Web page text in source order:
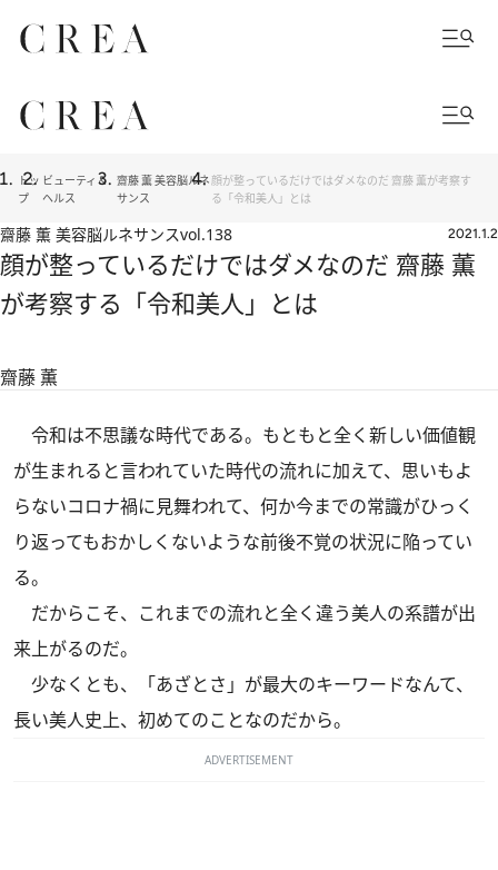
トッ
プ
ビューティ＆
ヘルス
齋藤 薫 美容脳ルネ
サンス
顔が整っているだけではダメなのだ 齋藤 薫が考察す
る「令和美人」とは
齋藤 薫 美容脳ルネサンスvol.138 2021.1.2
顔が整っているだけではダメなのだ 齋藤 薫
が考察する「令和美人」とは
齋藤 薫
令和は不思議な時代である。もともと全く新しい価値観
が生まれると言われていた時代の流れに加えて、思いもよ
らないコロナ禍に見舞われて、何か今までの常識がひっく
り返ってもおかしくないような前後不覚の状況に陥ってい
る。
だからこそ、これまでの流れと全く違う美人の系譜が出
来上がるのだ。
少なくとも、「あざとさ」が最大のキーワードなんて、
長い美人史上、初めてのことなのだから。
ADVERTISEMENT